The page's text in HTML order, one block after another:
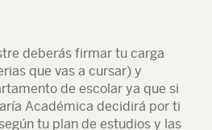
deberás firmar tu carga
que vas a cursar) y
de escolar ya que si
Académica decidirá por ti
tu plan de estudios y las